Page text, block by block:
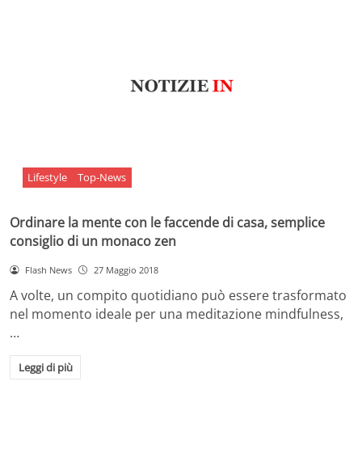
Lifestyle Top-News
Ordinare la mente con le faccende di casa, semplice
consiglio di un monaco zen
Flash News 27 Maggio 2018
A volte, un compito quotidiano può essere trasformato
nel momento ideale per una meditazione mindfulness,
…
Leggi di più